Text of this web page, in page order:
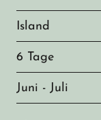
Island
6 Tage
Juni - Juli